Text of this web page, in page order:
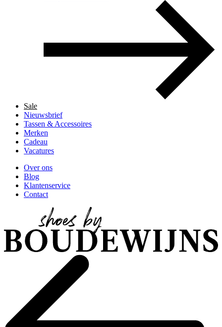
Sale
Nieuwsbrief
Tassen & Accessoires
Merken
Cadeau
Vacatures
Over ons
Blog
Klantenservice
Contact